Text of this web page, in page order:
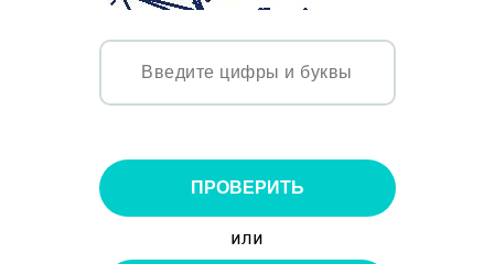
ПРОВЕРИТЬ
или